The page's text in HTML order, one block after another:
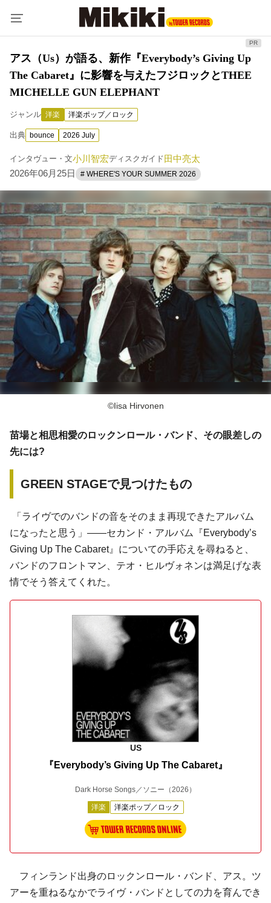
アス（Us）が語る、新作『Everybody’s Giving Up
The Cabaret』に影響を与えたフジロックとTHEE
MICHELLE GUN ELEPHANT
ジャンル 洋楽 洋楽ポップ／ロック
出典 bounce 2026 July
インタヴュー・文小川智宏ディスクガイド田中亮太
2026年06月25日
# WHERE'S YOUR SUMMER 2026
©Iisa Hirvonen
苗場と相思相愛のロックンロール・バンド、その眼差しの
先には?
GREEN STAGEで見つけたもの
「ライヴでのバンドの音をそのまま再現できたアルバム
になったと思う」――セカンド・アルバム『Everybody’s
Giving Up The Cabaret』についての手応えを尋ねると、
バンドのフロントマン、テオ・ヒルヴォネンは満足げな表
情でそう答えてくれた。
US
『Everybody’s Giving Up The Cabaret』
Dark Horse Songs／ソニー （2026）
洋楽 洋楽ポップ／ロック
フィンランド出身のロックンロール・バンド、アス。ツ
アーを重ねるなかでライヴ・バンドとしての力を育んでき